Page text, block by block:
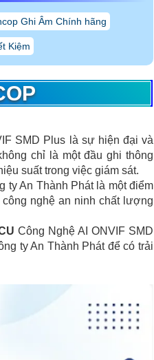
Ghi Âm Chính hãng
Kiệm
SMD Plus là sự hiện đại và
chỉ là một đầu ghi thông
suất trong việc giám sát.
ty An Thành Phát là một điểm
nghệ an ninh chất lượng
Công Nghệ AI ONVIF SMD
ty An Thành Phát để có trải